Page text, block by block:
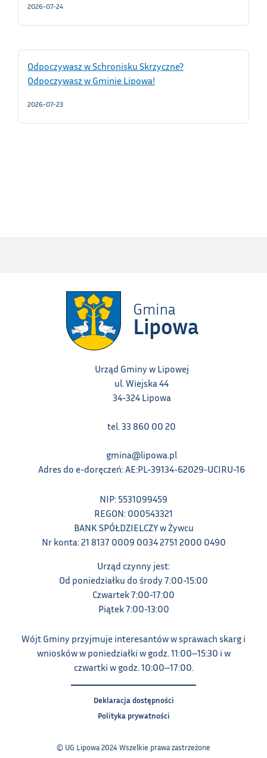
2026-07-24
Odpoczywasz w Schronisku Skrzyczne?
Odpoczywasz w Gminie Lipowa!
2026-07-23
Urząd Gminy w Lipowej
ul. Wiejska 44
34-324 Lipowa
tel. 33 860 00 20
gmina@lipowa.pl
Adres do e-doręczeń: AE:PL-39134-62029-UCIRU-16
NIP: 5531099459
REGON: 000543321
BANK SPÓŁDZIELCZY w Żywcu
Nr konta: 21 8137 0009 0034 2751 2000 0490
Urząd czynny jest:
Od poniedziałku do środy 7:00-15:00
Czwartek 7:00-17:00
Piątek 7:00-13:00
Wójt Gminy przyjmuje interesantów w sprawach skarg i
wniosków w poniedziałki w godz. 11:00‒15:30 i w
czwartki w godz. 10:00‒17:00.
Deklaracja dostępności
Polityka prywatności
© UG Lipowa 2024 Wszelkie prawa zastrzeżone